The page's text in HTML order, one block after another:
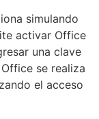
simulando
activar Office
una clave
se realiza
el acceso